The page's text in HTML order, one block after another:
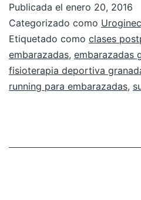
Publicada el enero 20, 2016
Categorizado como
Etiquetado como clases
embarazadas, embarazadas
fisioterapia deportiva
running para embarazadas,